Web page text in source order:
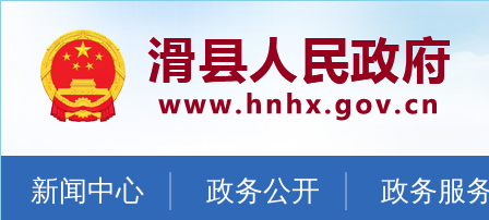
新闻中心 政务公开 政务服